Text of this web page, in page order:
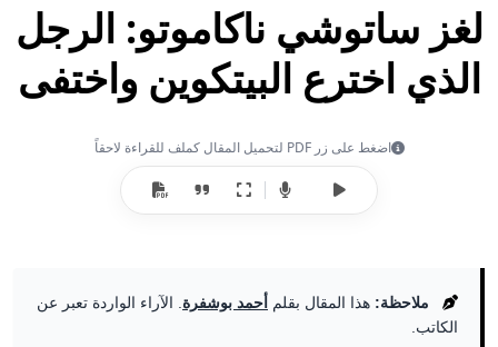
لغز ساتوشي ناكاموتو: الرجل
الذي اخترع البيتكوين واختفى
اضغط على زر PDF لتحميل المقال كملف للقراءة لاحقاً
ملاحظة: هذا المقال بقلم أحمد بوشفرة . الآراء الواردة تعبر عن
الكاتب.